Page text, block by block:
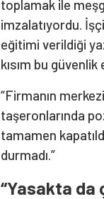
toplamak ile
imzalatıyordu.
eğitimi verildiği
kısım bu
“Firmanın
taşeronlarında
tamamen
durmadı.”
“Yasakta da